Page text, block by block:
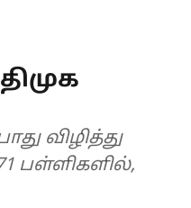
விழித்து
பள்ளிகளில்,